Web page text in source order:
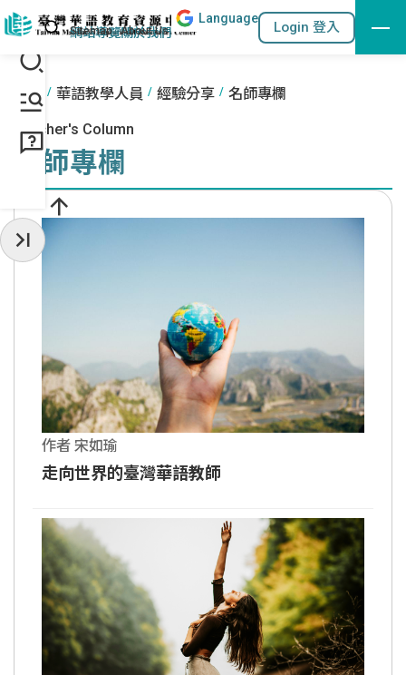
跳到主要內容區塊
::: 站內搜尋
網站導覽關於我們
Language
Login 登入
:::
首頁 華語教學人員 經驗分享 名師專欄
Teacher's Column
名師專欄
作者 宋如瑜
走向世界的臺灣華語教師
收起常用服務